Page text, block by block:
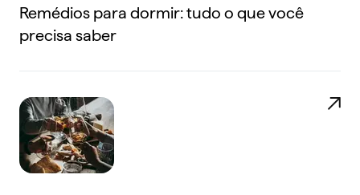
Remédios para dormir: tudo o que você
precisa saber